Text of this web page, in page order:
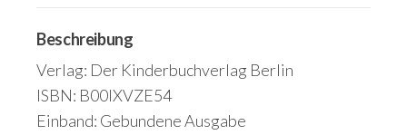
Alinchen.
Menge
Beschreibung
Verlag: Der Kinderbuchverlag Berlin
ISBN: B00IXVZE54
Einband: Gebundene Ausgabe